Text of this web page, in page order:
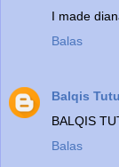
I made
Balas
Balqis
BALQIS
Balas